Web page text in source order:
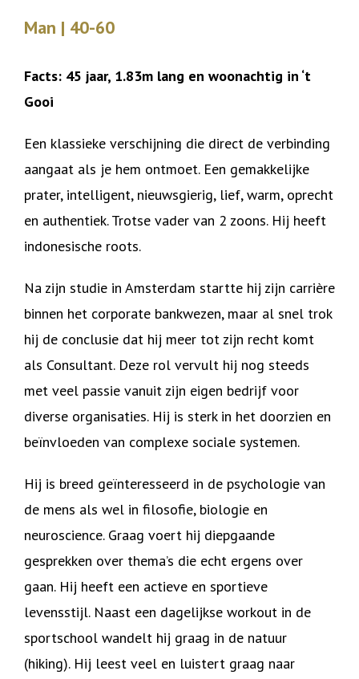
Man | 40-60
Facts: 45 jaar, 1.83m lang en woonachtig in ‘t
Gooi
Een klassieke verschijning die direct de verbinding
aangaat als je hem ontmoet. Een gemakkelijke
prater, intelligent, nieuwsgierig, lief, warm, oprecht
en authentiek. Trotse vader van 2 zoons. Hij heeft
indonesische roots.
Na zijn studie in Amsterdam startte hij zijn carrière
binnen het corporate bankwezen, maar al snel trok
hij de conclusie dat hij meer tot zijn recht komt
als Consultant. Deze rol vervult hij nog steeds
met veel passie vanuit zijn eigen bedrijf voor
diverse organisaties. Hij is sterk in het doorzien en
beïnvloeden van complexe sociale systemen.
Hij is breed geïnteresseerd in de psychologie van
de mens als wel in filosofie, biologie en
neuroscience. Graag voert hij diepgaande
gesprekken over thema’s die echt ergens over
gaan. Hij heeft een actieve en sportieve
levensstijl. Naast een dagelijkse workout in de
sportschool wandelt hij graag in de natuur
(hiking). Hij leest veel en luistert graag naar